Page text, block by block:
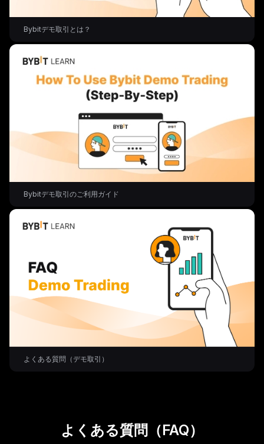
Bybitデモ取引とは？
Bybitデモ取引のご利用ガイド
よくある質問（デモ取引）
よくある質問（FAQ）